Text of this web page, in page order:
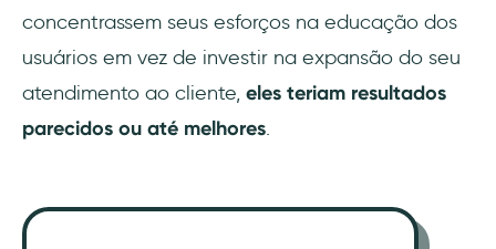
concentrassem seus esforços na educação dos
usuários em vez de investir na expansão do seu
atendimento ao cliente, eles teriam resultados
parecidos ou até melhores.